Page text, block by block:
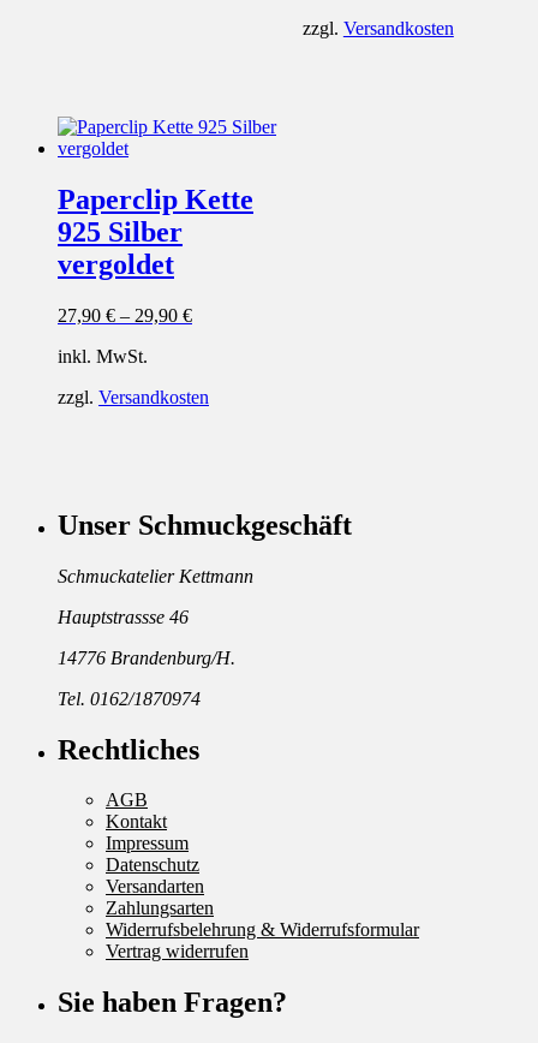
zzgl. Versandkosten
Paperclip Kette
925 Silber
vergoldet
27,90 € – 29,90 €
inkl. MwSt.
zzgl. Versandkosten
Unser Schmuckgeschäft
Schmuckatelier Kettmann
Hauptstrassse 46
14776 Brandenburg/H.
Tel. 0162/1870974
Rechtliches
AGB
Kontakt
Impressum
Datenschutz
Versandarten
Zahlungsarten
Widerrufsbelehrung & Widerrufsformular
Vertrag widerrufen
Sie haben Fragen?